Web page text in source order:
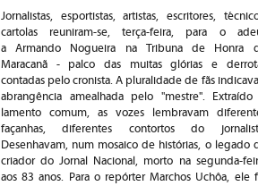
Jornalistas, esportistas, artistas, escritores,
cartolas reuniram-se, terça-feira, para o
a Armando Nogueira na Tribuna de Honra
Maracanã - palco das muitas glórias e
contadas pelo cronista. A pluralidade de fãs
abrangência amealhada pelo "mestre".
lamento comum, as vozes lembravam
façanhas, diferentes contortos do
Desenhavam, num mosaico de histórias, o legado
criador do Jornal Nacional, morto na segunda-
aos 83 anos. Para o repórter Marchos Uchôa, ele